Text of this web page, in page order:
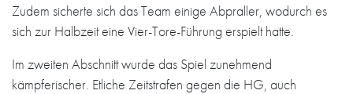
Zudem sicherte sich das Team einige Abpraller, wodurch es
sich zur Halbzeit eine Vier-Tore-Führung erspielt hatte.
Im zweiten Abschnitt wurde das Spiel zunehmend
kämpferischer. Etliche Zeitstrafen gegen die HG, auch